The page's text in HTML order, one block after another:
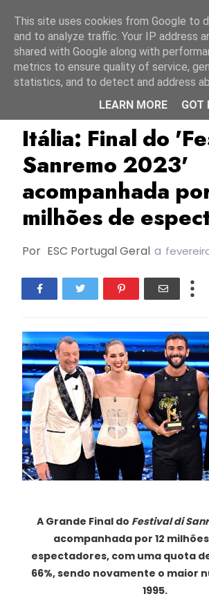
Audiências Itália RAI
Itália: Final do
Sanremo 2023'
acompanhada
milhões de
Por ESC Portugal Geral a
A Grande Final do Festival di
acompanhada por 12
espectadores, com uma quota
66%, sendo novamente o maior
1995.
This site uses cookies from Google to
and to analyze traffic. Your IP address
shared with Google along with
metrics to ensure quality of service,
statistics, and to detect and address
LEARN MORE
GOT